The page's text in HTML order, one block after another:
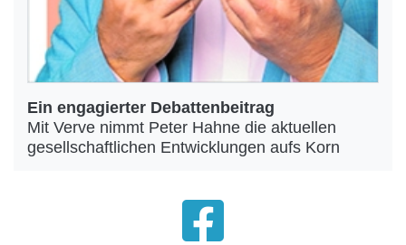
Ein engagierter Debattenbeitrag
Mit Verve nimmt Peter Hahne die aktuellen
gesellschaftlichen Entwicklungen aufs Korn